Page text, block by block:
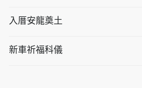
入厝安龍奠土
新車祈福科儀